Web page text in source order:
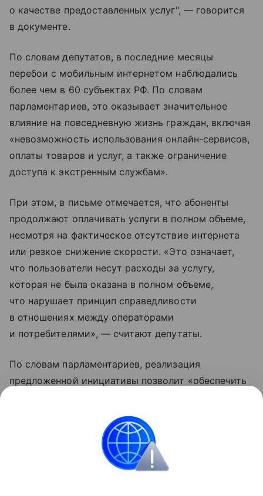
о качестве предоставленных услуг", — говорится
в документе.
По словам депутатов, в последние месяцы
перебои с мобильным интернетом наблюдались
более чем в 60 субъектах РФ. По словам
парламентариев, это оказывает значительное
влияние на повседневную жизнь граждан, включая
«невозможность использования онлайн-сервисов,
оплаты товаров и услуг, а также ограничение
доступа к экстренным службам».
При этом, в письме отмечается, что абоненты
продолжают оплачивать услуги в полном объеме,
несмотря на фактическое отсутствие интернета
или резкое снижение скорости. «Это означает,
что пользователи несут расходы за услугу,
которая не была оказана в полном объеме,
что нарушает принцип справедливости
в отношениях между операторами
и потребителями», — считают депутаты.
По словам парламентариев, реализация
предложенной инициативы позволит «обеспечить
соотношение между качеством оказанных услуг
и их стоимостью». «Автоматическая компенсация
снизит количество конфликтных ситуаций между
гражданами и операторами», — добавили они.